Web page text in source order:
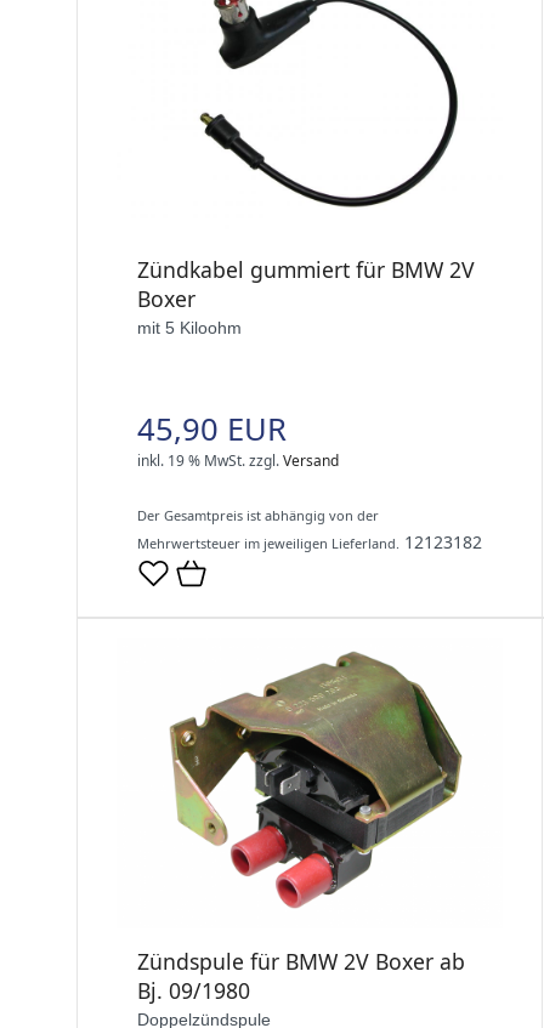
Zündkabel gummiert für BMW 2V
Boxer
mit 5 Kiloohm
45,90 EUR
inkl. 19 % MwSt.zzgl.Versand
Der Gesamtpreis ist abhängig von der
Mehrwertsteuer im jeweiligen Lieferland. 12123182
Zündspule für BMW 2V Boxer ab
Bj. 09/1980
Doppelzündspule